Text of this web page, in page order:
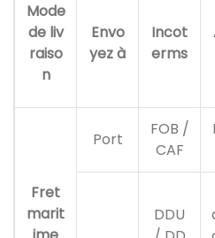
Mode
de liv
raiso
n
Envo
yez à
Incot
erms
Fret
marit
Port
FOB /
CAF
DDU